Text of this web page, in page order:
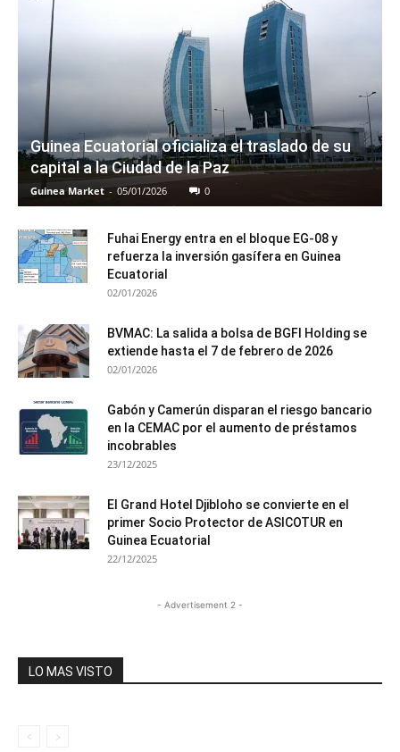
Guinea Ecuatorial oficializa el traslado de su
capital a la Ciudad de la Paz
Guinea Market - 05/01/2026 0
Fuhai Energy entra en el bloque EG-08 y
refuerza la inversión gasífera en Guinea
Ecuatorial
02/01/2026
BVMAC: La salida a bolsa de BGFI Holding se
extiende hasta el 7 de febrero de 2026
02/01/2026
Gabón y Camerún disparan el riesgo bancario
en la CEMAC por el aumento de préstamos
incobrables
23/12/2025
El Grand Hotel Djibloho se convierte en el
primer Socio Protector de ASICOTUR en
Guinea Ecuatorial
22/12/2025
- Advertisement 2 -
LO MAS VISTO